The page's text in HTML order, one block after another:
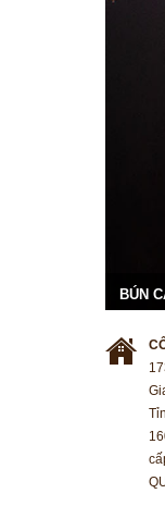
BÚN